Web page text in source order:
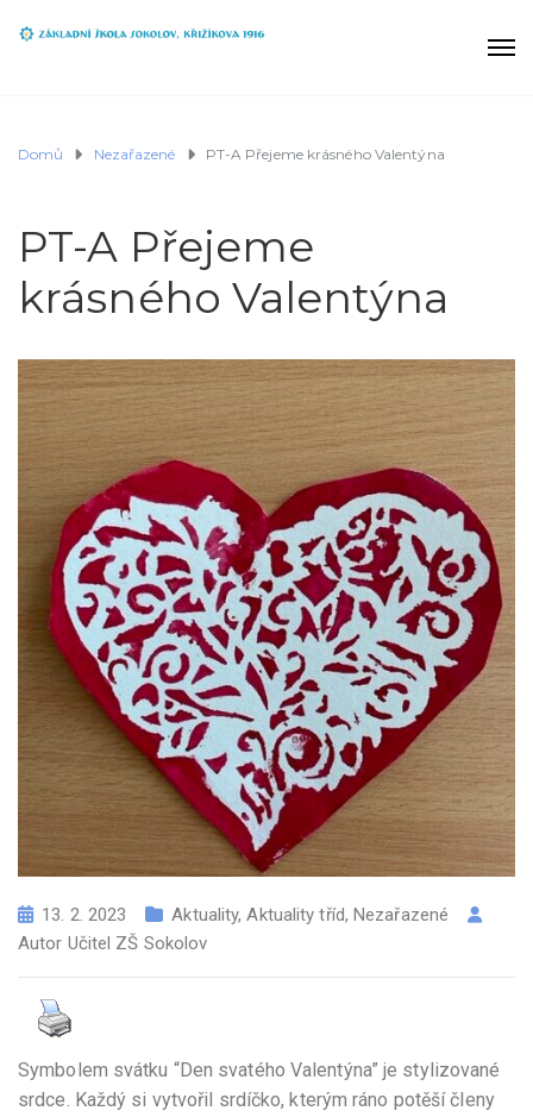
Domů Nezařazené PT-A Přejeme krásného Valentýna
PT-A Přejeme
krásného Valentýna
13. 2. 2023 Aktuality,Aktuality tříd, Nezařazené
Autor Učitel ZŠ Sokolov
Symbolem svátku “Den svatého Valentýna” je stylizované
srdce. Každý si vytvořil srdíčko, kterým ráno potěší členy